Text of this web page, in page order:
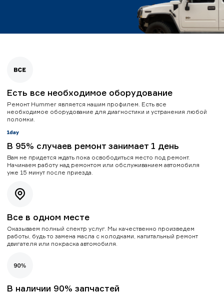
Есть все необходимое оборудование
Ремонт Hummer является нашим профилем. Есть все
необходимое оборудование для диагностики и устранения любой
поломки.
В 95% случаев ремонт занимает 1 день
Вам не придется ждать пока освободиться место под ремонт.
Начинаем работу над ремонтом или обслуживанием автомобиля
уже 15 минут после приезда.
Все в одном месте
Оказываем полный спектр услуг. Мы качественно произведем
работы, будь то замена масла с колодками, капитальный ремонт
двигателя или покраска автомобиля.
В наличии 90% запчастей